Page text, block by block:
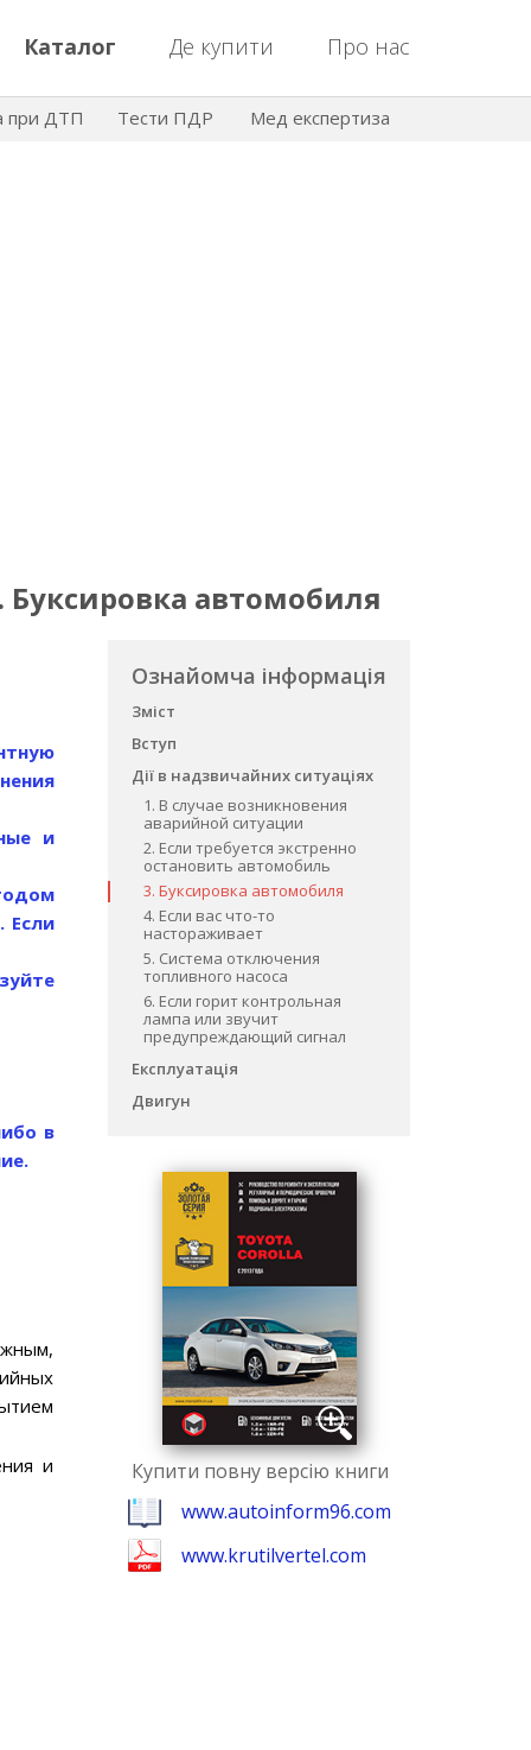
Каталог Де купити Про нас
при ДТП Тести ПДР Мед експертиза
автомобиля
Ознайомча інформація
Зміст
Вступ
Дії в надзвичайних ситуаціях
1. В случае возникновения
аварийной ситуации
2. Если требуется экстренно
остановить автомобиль
3. Буксировка автомобиля
4. Если вас что-то
настораживает
5. Система отключения
топливного насоса
6. Если горит контрольная
лампа или звучит
предупреждающий сигнал
Експлуатація
Двигун
Купити повну версію книги
www.autoinform96.com
www.krutilvertel.com
и
Если
в
и